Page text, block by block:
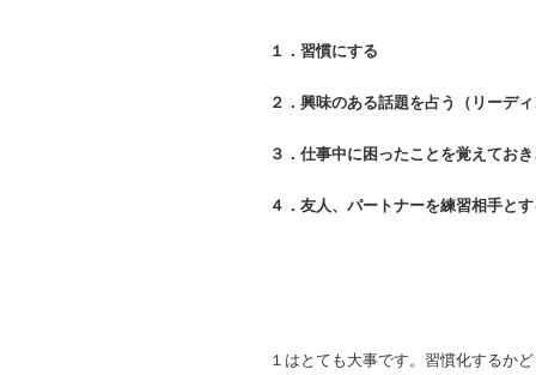
１．習慣にする
２．興味のある話題を占う（リーデ
３．仕事中に困ったことを覚えてお
４．友人、パートナーを練習相手と
１はとても大事です。習慣化するか